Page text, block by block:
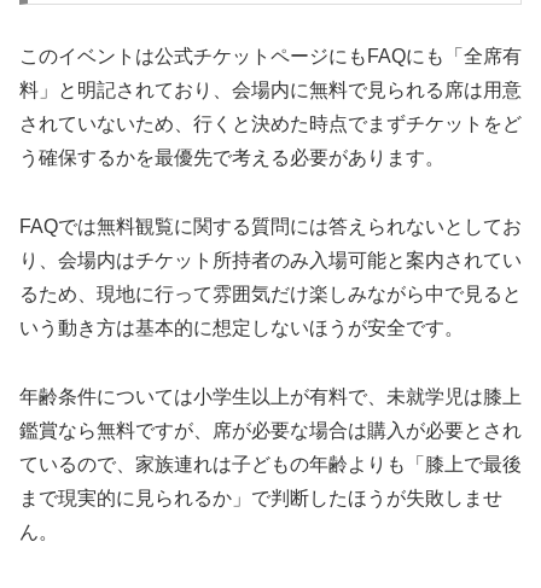
このイベントは公式チケットページにもFAQにも「全席有
料」と明記されており、会場内に無料で見られる席は用意
されていないため、行くと決めた時点でまずチケットをど
う確保するかを最優先で考える必要があります。
FAQでは無料観覧に関する質問には答えられないとしてお
り、会場内はチケット所持者のみ入場可能と案内されてい
るため、現地に行って雰囲気だけ楽しみながら中で見ると
いう動き方は基本的に想定しないほうが安全です。
年齢条件については小学生以上が有料で、未就学児は膝上
鑑賞なら無料ですが、席が必要な場合は購入が必要とされ
ているので、家族連れは子どもの年齢よりも「膝上で最後
まで現実的に見られるか」で判断したほうが失敗しませ
ん。